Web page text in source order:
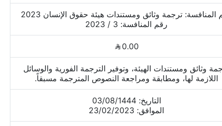
المنافسة: ترجمة وثائق ومستندات هيئة حقوق الإنسان 2023
رقم المنافسة: 3 / 2023
0.00
وثائق ومستندات الهيئة، وتوفير الترجمة الفورية والوسائل
اللازمة لها، ومطابقة ومراجعة النصوص المترجمة مسبقاً.
التاريخ: 03/08/1444
الموافق: 23/02/2023